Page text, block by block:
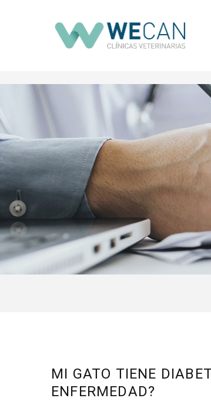
MI GATO TIENE
ENFERMEDAD?